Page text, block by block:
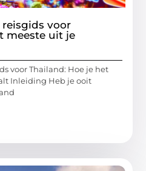
voor
meeste uit je
voor Thailand: Hoe je het
Inleiding Heb je ooit